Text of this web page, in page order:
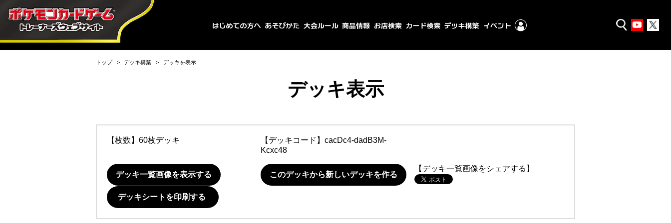
トップ デッキ構築 デッキを表示
デッキ表示
【枚数】60枚デッキ 【デッキコード】 cacDc4-dadB3M-
Kcxc48
デッキ一覧画像を表示する このデッキから新しいデッキを作る
【デッキ一覧画像をシェアする】
デッキシートを印刷する